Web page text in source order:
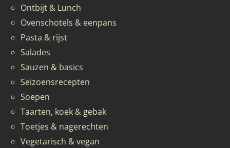
Ontbijt & Lunch
Ovenschotels & eenpans
Pasta & rijst
Salades
Sauzen & basics
Seizoensrecepten
Soepen
Taarten, koek & gebak
Toetjes & nagerechten
Vegetarisch & vegan